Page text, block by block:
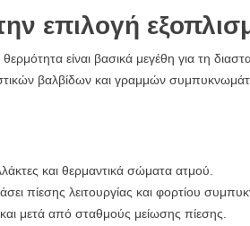
επιλογή
είναι βασικά μεγέθη για τη
βαλβίδων και γραμμών
και θερμαντικά σώματα ατμού.
πίεσης λειτουργίας και φορτίου
μετά από σταθμούς μείωσης πίεσης.